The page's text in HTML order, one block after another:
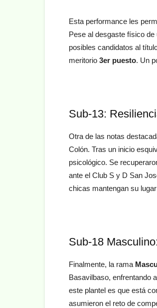
Esta performance les
Pese al desgaste físico de
posibles candidatos al
meritorio 3er puesto. Un
Sub-13:
Otra de las notas
Colón. Tras un inicio
psicológico. Se
ante el Club S y D San
chicas mantengan su
Sub-18
Finalmente, la rama
Basavilbaso, enfrentando
este plantel es que está
asumieron el reto de